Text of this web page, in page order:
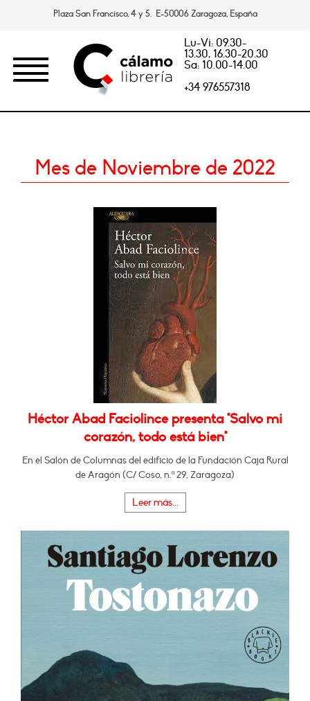
Plaza San Francisco, 4 y 5. E-50006 Zaragoza, España
Lu-Vi: 09.30-
13.30, 16.30-20.30
Sa: 10.00-14.00
+34 976557318
Mes de Noviembre de 2022
Héctor Abad Faciolince presenta "Salvo mi
corazón, todo está bien"
En el Salón de Columnas del edificio de la Fundación Caja Rural
de Aragón (C/ Coso, n.º 29, Zaragoza)
Leer más...